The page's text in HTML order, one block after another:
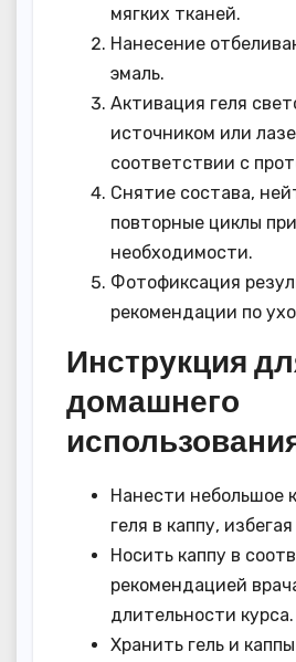
мягких тканей.
Нанесение
эмаль.
Активация геля
источником или
соответствии с
Снятие состава,
повторные циклы при
необходимости.
Фотофиксация
рекомендации по
Инструкция
домашнего
Нанести небольшое
геля в каппу,
Носить каппу в
рекомендацией
длительности курса.
Хранить гель и